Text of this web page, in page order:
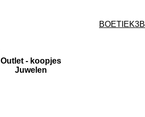
BOETIEK3B
Outlet - koopjes
Juwelen